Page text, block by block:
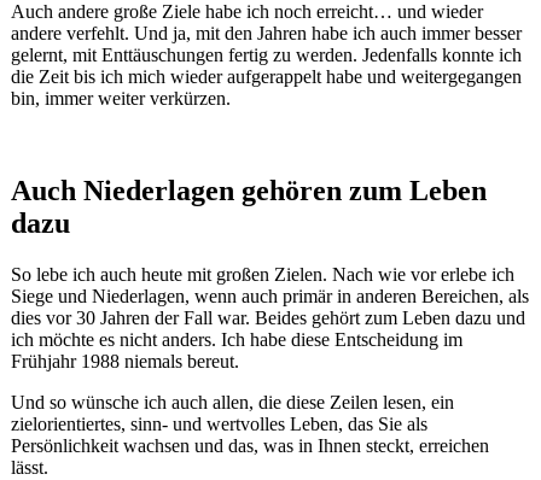
Auch andere große Ziele habe ich noch erreicht… und wieder
andere verfehlt. Und ja, mit den Jahren habe ich auch immer besser
gelernt, mit Enttäuschungen fertig zu werden. Jedenfalls konnte ich
die Zeit bis ich mich wieder aufgerappelt habe und weitergegangen
bin, immer weiter verkürzen.
Auch Niederlagen gehören zum Leben
dazu
So lebe ich auch heute mit großen Zielen. Nach wie vor erlebe ich
Siege und Niederlagen, wenn auch primär in anderen Bereichen, als
dies vor 30 Jahren der Fall war. Beides gehört zum Leben dazu und
ich möchte es nicht anders. Ich habe diese Entscheidung im
Frühjahr 1988 niemals bereut.
Und so wünsche ich auch allen, die diese Zeilen lesen, ein
zielorientiertes, sinn- und wertvolles Leben, das Sie als
Persönlichkeit wachsen und das, was in Ihnen steckt, erreichen
lässt.